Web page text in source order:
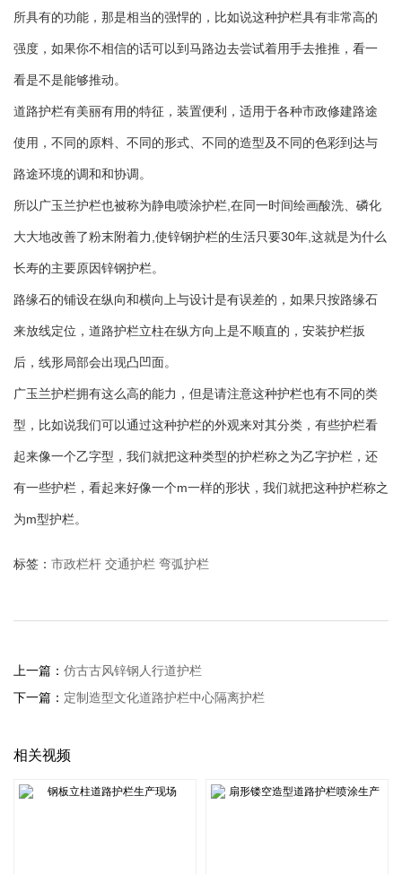
所具有的功能，那是相当的强悍的，比如说这种护栏具有非常高的
强度，如果你不相信的话可以到马路边去尝试着用手去推推，看一
看是不是能够推动。
道路护栏有美丽有用的特征，装置便利，适用于各种市政修建路途
使用，不同的原料、不同的形式、不同的造型及不同的色彩到达与
路途环境的调和和协调。
所以广玉兰护栏也被称为静电喷涂护栏,在同一时间绘画酸洗、磷化
大大地改善了粉末附着力,使锌钢护栏的生活只要30年,这就是为什么
长寿的主要原因锌钢护栏。
路缘石的铺设在纵向和横向上与设计是有误差的，如果只按路缘石
来放线定位，道路护栏立柱在纵方向上是不顺直的，安装护栏扳
后，线形局部会出现凸凹面。
广玉兰护栏拥有这么高的能力，但是请注意这种护栏也有不同的类
型，比如说我们可以通过这种护栏的外观来对其分类，有些护栏看
起来像一个乙字型，我们就把这种类型的护栏称之为乙字护栏，还
有一些护栏，看起来好像一个m一样的形状，我们就把这种护栏称之
为m型护栏。
标签： 市政栏杆 交通护栏 弯弧护栏
上一篇： 仿古古风锌钢人行道护栏
下一篇： 定制造型文化道路护栏中心隔离护栏
相关视频